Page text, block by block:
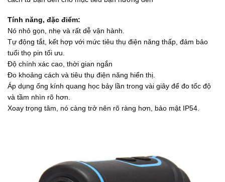
Tính năng, đặc điểm:
Nó nhỏ gọn, nhẹ và rất dễ vận hành.
Tự động tắt, kết hợp với mức tiêu thụ điện năng thấp, đảm bảo
tuổi thọ pin tối ưu.
Độ chính xác cao, thời gian ngắn
Đo khoảng cách và tiêu thụ điện năng hiển thị.
Áp dụng ống kính quang học bảy lần trong vài giây để đo tốc độ
và tầm nhìn rõ hơn.
Xoay trọng tâm, nó càng trở nên rõ ràng hơn, bảo mật IP54.